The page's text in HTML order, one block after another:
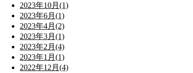
2023年10月(1)
2023年6月(1)
2023年4月(2)
2023年3月(1)
2023年2月(4)
2023年1月(1)
2022年12月(4)